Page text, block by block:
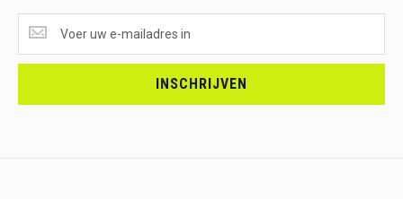
ONTVANGEN?
<br>SCHRIJF
INSCHRIJVEN